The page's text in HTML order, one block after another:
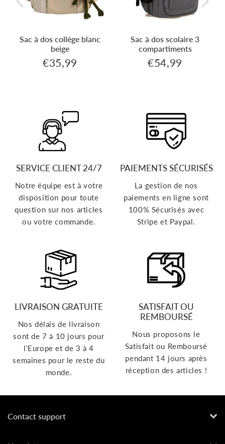
Sac à dos collège blanc
beige
Prix
€35,99
Sac à dos scolaire 3
compartiments
Prix
€54,99
SERVICE CLIENT 24/7
Notre équipe est à votre
disposition pour toute
question sur nos articles
ou votre commande.
PAIEMENTS SÉCURISÉS
La gestion de nos
paiements en ligne sont
100% Sécurisés avec
Stripe et Paypal.
LIVRAISON GRATUITE
Nos délais de livraison
sont de 7 à 10 jours pour
l'Europe et de 3 à 4
semaines pour le reste du
monde.
SATISFAIT OU
REMBOURSÉ
Nous proposons le
Satisfait ou Remboursé
pendant 14 jours après
réception des articles !
Contact support